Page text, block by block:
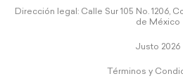
Dirección legal: Calle Sur 105 No. 1206,
de México
Justo 2026
Términos y